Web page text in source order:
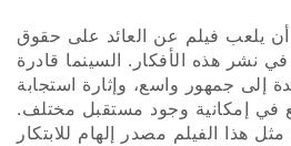
يلعب فيلم عن العائد على حقوق
نشر هذه الأفكار. السينما قادرة
إلى جمهور واسع، وإثارة استجابة
في إمكانية وجود مستقبل مختلف.
هذا الفيلم مصدر إلهام للابتكار